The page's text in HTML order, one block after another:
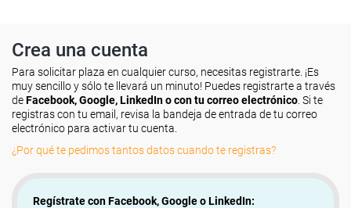
Crea una cuenta
Para solicitar plaza en cualquier curso, necesitas registrarte. ¡Es
muy sencillo y sólo te llevará un minuto! Puedes registrarte a través
deFacebook, Google, LinkedIn o con tu correo electrónico . Si te
registras con tu email, revisa la bandeja de entrada de tu correo
electrónico para activar tu cuenta.
¿Por qué te pedimos tantos datos cuando te registras?
Regístrate con Facebook, Google o LinkedIn: